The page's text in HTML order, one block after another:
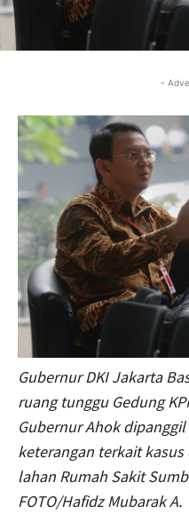
-
Gubernur DKI Jakarta
ruang tunggu Gedung
Gubernur Ahok
keterangan terkait
lahan Rumah Sakit
FOTO/Hafidz Mubarak A.